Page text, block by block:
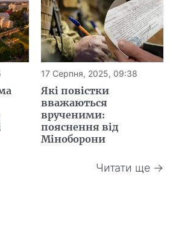
17 Серпня, 2025, 09:38
Які повістки
вважаються
врученими:
пояснення від
Міноборони
Читати ще →